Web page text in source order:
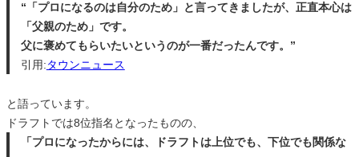
“「プロになるのは自分のため」と言ってきましたが、正直本心は
「父親のため」です。
父に褒めてもらいたいというのが一番だったんです。”
引用:タウンニュース
と語っています。
ドラフトでは8位指名となったものの、
「プロになったからには、ドラフトは上位でも、下位でも関係な